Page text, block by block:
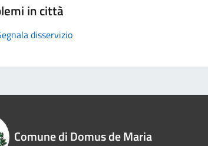
in città
disservizio
Comune di Domus de Maria